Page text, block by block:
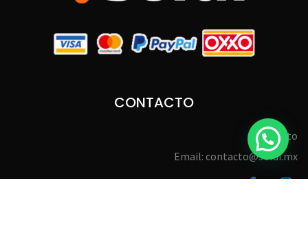
CONTACTO
Contacto
Email: contacto@soldi.mx